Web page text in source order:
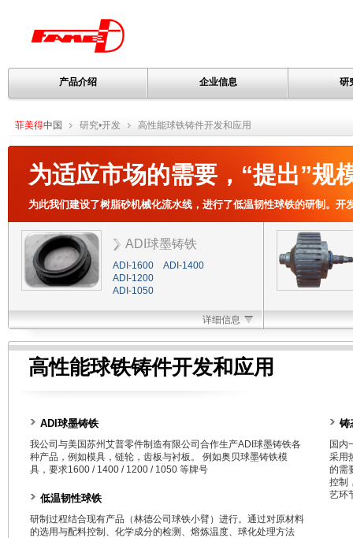
产品介绍 企业信息 研
菲美得中国 研究•开发 高性能球铁铸件开发和应用
为适应市场的需要，“提出”规
为此我们建设了树脂砂机械化流水线，进行了低温韧性球铁的研制。
ADI球墨铸铁
ADI-1600 ADI-1400
ADI-1200
ADI-1050
详细信息
高性能球铁铸件开发和应用
ADI球墨铸铁
我公司与美国苏州艾普零件制造有限公司合作生产ADI球墨铸铁各
种产品，例如模具，链轮，齿板与衬板。 例如奥贝球墨铸铁模
具，要求1600 / 1400 / 1200 / 1050 等牌号
低温韧性球铁
研制过程结合现有产品（林德公司球铁小臂）进行。通过对原材料
的选用与配料控制、化学成分的检测、熔炼温度、球化处理方法
铸
国内
采用
的需
控制
艺环